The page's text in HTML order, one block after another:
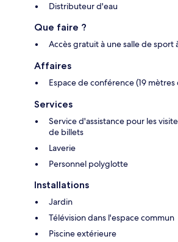
Distributeur d'eau
Que faire ?
Accès gratuit à une salle de sport
Affaires
Espace de conférence (19 mètres
Services
Service d'assistance pour les
de billets
Laverie
Personnel polyglotte
Installations
Jardin
Télévision dans l'espace commun
Piscine extérieure